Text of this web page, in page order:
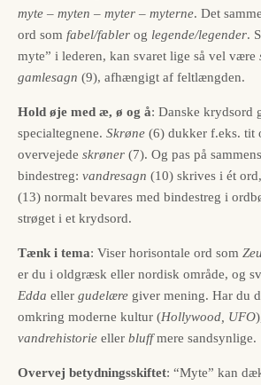
myte – myten – myter – myterne. Det
ord som fabel/fabler og legende/legender.
myte” i lederen, kan svaret lige så vel være
gamlesagn (9), afhængigt af feltlængden.
Hold øje med æ, ø og å: Danske krydsord
specialtegnene. Skrøne (6) dukker f.eks. tit
overvejede skrøner (7). Og pas på
bindestreg: vandresagn (10) skrives i ét
(13) normalt bevares med bindestreg i
strøget i et krydsord.
Tænk i tema: Viser horisontale ord som
er du i oldgræsk eller nordisk område, og
Edda eller gudelære giver mening. Har du
omkring moderne kultur (Hollywood, UFO
vandrehistorie eller bluffmere sandsynlige.
Overvej betydnings­skiftet: “Myte” kan